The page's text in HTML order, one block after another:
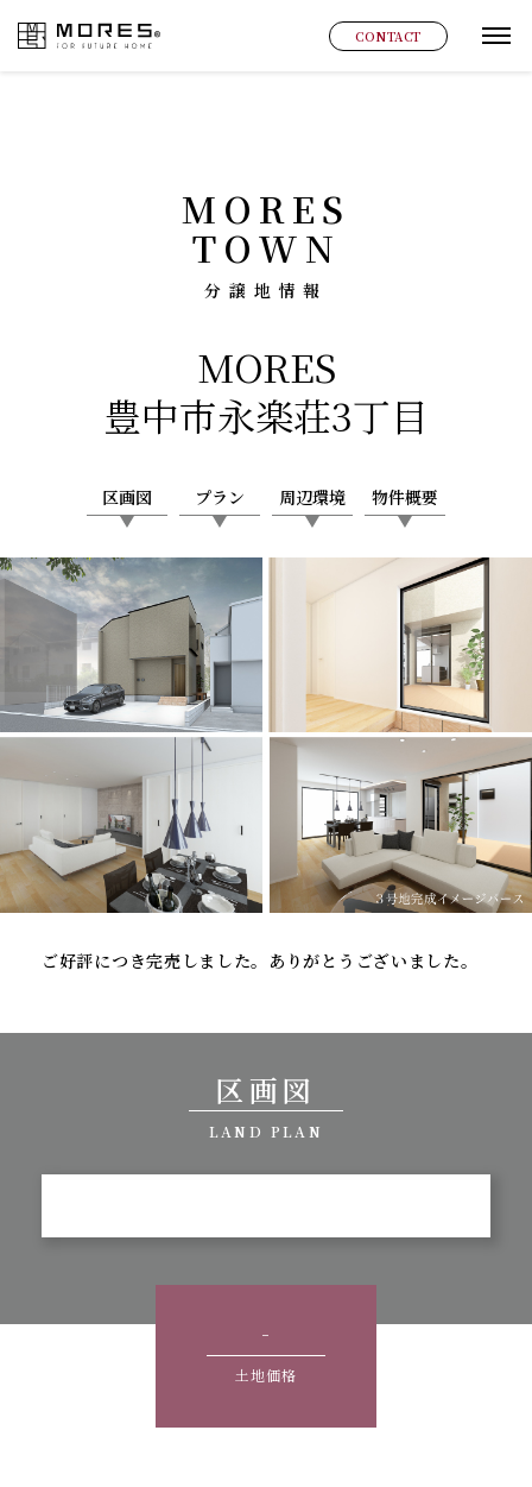
MORES CONTACT グ
MORES
TOWN
分譲地情報
MORES
豊中市永楽荘3丁目
区画図 プラン 周辺環境 物件概要
ご好評につき完売しました。ありがとうございました。
区画図
LAND PLAN
-
土地価格